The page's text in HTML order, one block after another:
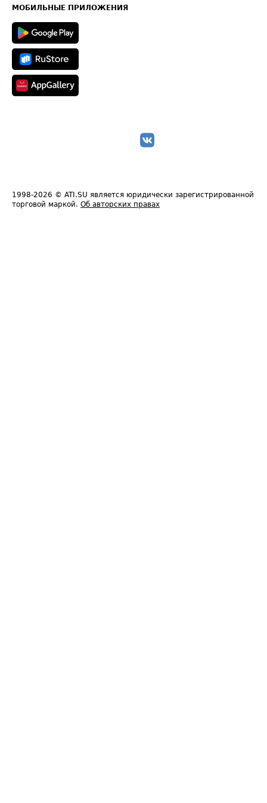
Техническая информация
МОБИЛЬНЫЕ ПРИЛОЖЕНИЯ
1998-2026 © ATI.SU является юридически зарегистрированной
торговой маркой. Об авторских правах